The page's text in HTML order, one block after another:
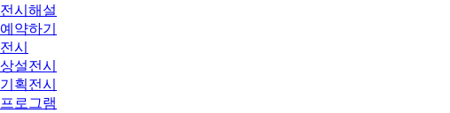
전시해설
예약하기
전시
상설전시
기획전시
프로그램